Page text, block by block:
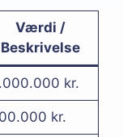
Værdi /
Beskrivelse
kr.
kr.